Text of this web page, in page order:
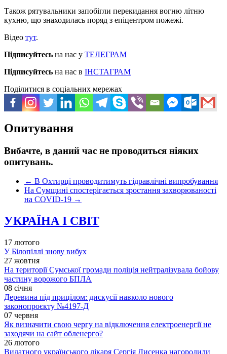
Також рятувальники запобігли перекидання вогню літню
кухню, що знаходилась поряд з епіцентром пожежі.
Відео тут.
Підписуйтесь на нас у ТЕЛЕГРАМ
Підписуйтесь на нас в ІНСТАГРАМ
Поділитися в соціальних мережах
Опитування
Вибачте, в даний час не проводиться ніяких
опитувань.
← В Охтирці проводитимуть гідравлічні випробування
На Сумщині спостерігається зростання захворюваності
на COVID-19 →
УКРАЇНА І СВІТ
17 лютого
У Білопіллі знову вибух
27 жовтня
На території Сумської громади поліція нейтралізувала бойову
частину ворожого БПЛА
08 січня
Деревина під прицілом: дискусії навколо нового
законопроєкту №4197-Д
07 червня
Як визначити свою чергу на відключення електроенергії не
заходячи на сайт обленерго?
26 лютого
Видатного українського лікаря Сергія Лисенка нагородили